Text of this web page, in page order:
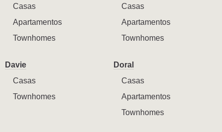
Casas
Apartamentos
Townhomes
Casas
Apartamentos
Townhomes
Davie
Casas
Townhomes
Doral
Casas
Apartamentos
Townhomes